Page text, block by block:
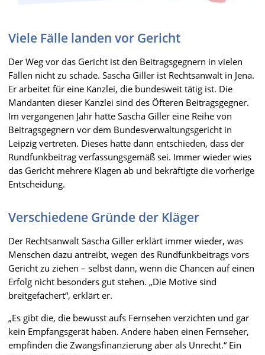
Viele Fälle landen vor Gericht
Der Weg vor das Gericht ist den Beitragsgegnern in vielen
Fällen nicht zu schade. Sascha Giller ist Rechtsanwalt in Jena.
Er arbeitet für eine Kanzlei, die bundesweit tätig ist. Die
Mandanten dieser Kanzlei sind des Öfteren Beitragsgegner.
Im vergangenen Jahr hatte Sascha Giller eine Reihe von
Beitragsgegnern vor dem Bundesverwaltungsgericht in
Leipzig vertreten. Dieses hatte dann entschieden, dass der
Rundfunkbeitrag verfassungsgemäß sei. Immer wieder wies
das Gericht mehrere Klagen ab und bekräftigte die vorherige
Entscheidung.
Verschiedene Gründe der Kläger
Der Rechtsanwalt Sascha Giller erklärt immer wieder, was
Menschen dazu antreibt, wegen des Rundfunkbeitrags vors
Gericht zu ziehen – selbst dann, wenn die Chancen auf einen
Erfolg nicht besonders gut stehen. „Die Motive sind
breitgefächert“, erklärt er.
„Es gibt die, die bewusst aufs Fernsehen verzichten und gar
kein Empfangsgerät haben. Andere haben einen Fernseher,
empfinden die Zwangsfinanzierung aber als Unrecht.“ Ein